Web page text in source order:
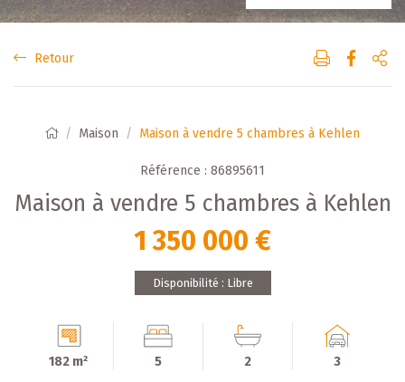
Retour
Maison Maison à vendre 5 chambres à Kehlen
Référence : 86895611
Maison à vendre 5 chambres à Kehlen
1 350 000 €
Disponibilité : Libre
182 m² 5 2 3